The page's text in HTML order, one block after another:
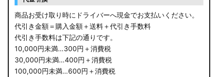
商品お受け取り時にドライバーへ現金でお支払いください。
代引き金額＝購入金額＋送料＋代引き手数料
代引き手数料は下記の通りです。
10,000円未満…300円＋消費税
30,000円未満…400円＋消費税
100,000円未満…600円＋消費税